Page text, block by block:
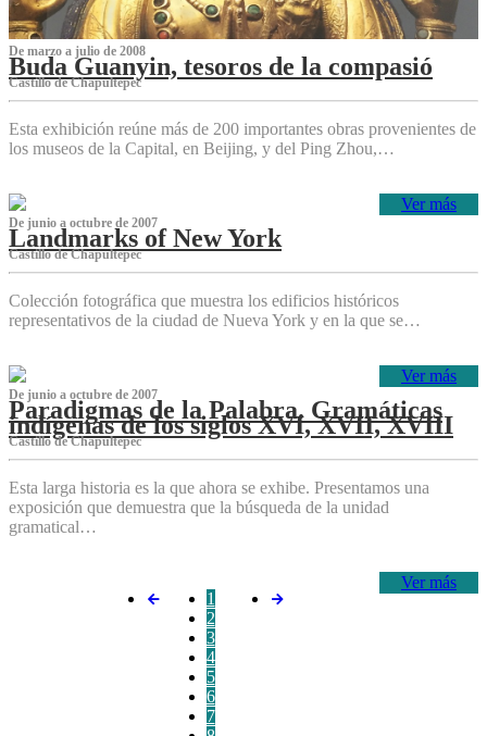
De marzo a julio de 2008
Buda Guanyin, tesoros de la compasió
Castillo de Chapultepec
Esta exhibición reúne más de 200 importantes obras provenientes de
los museos de la Capital, en Beijing, y del Ping Zhou,…
Ver más
De junio a octubre de 2007
Landmarks of New York
Castillo de Chapultepec
Colección fotográfica que muestra los edificios históricos
representativos de la ciudad de Nueva York y en la que se…
Ver más
De junio a octubre de 2007
Paradigmas de la Palabra. Gramáticas
indígenas de los siglos XVI, XVII, XVIII
Castillo de Chapultepec
Esta larga historia es la que ahora se exhibe. Presentamos una
exposición que demuestra que la búsqueda de la unidad
gramatical…
Ver más
1
2
3
4
5
6
7